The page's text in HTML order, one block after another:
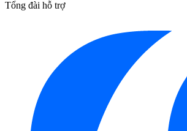
Tổng đài hỗ trợ